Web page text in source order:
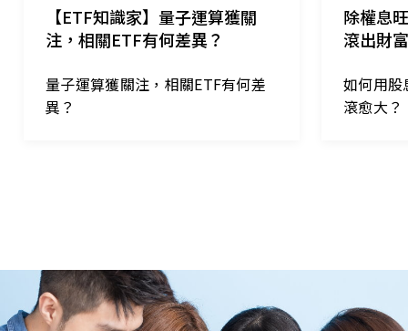
【ETF知識家】量子運算獲關
注，相關ETF有何差異？
量子運算獲關注，相關ETF有何差
異？
除權息
滾出財
如何用股
滾愈大？